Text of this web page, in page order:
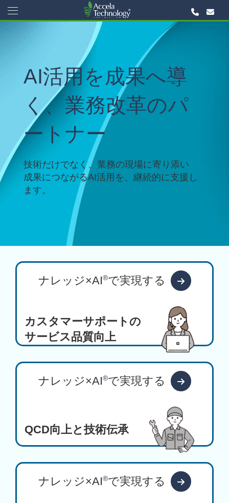
AI活用を成果へ導
く、業務改革のパ
ートナー
技術だけでなく、業務の現場に寄り添い
成果につながるAI活用を、継続的に支援し
ます。
ナレッジ×AI®で実現する
カスタマーサポートの
サービス品質向上
ナレッジ×AI®で実現する
QCD向上と技術伝承
ナレッジ×AI®で実現する